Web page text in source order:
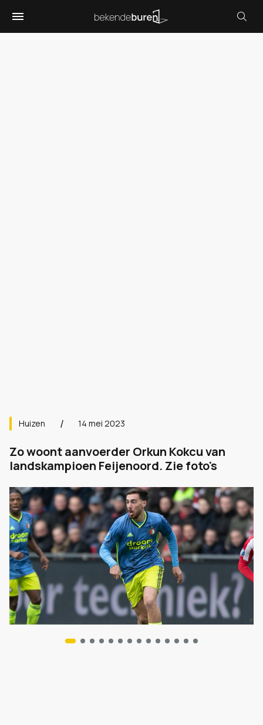
Huizen 14 mei 2023
Zo woont aanvoerder Orkun Kokcu van
landskampioen Feijenoord. Zie foto's